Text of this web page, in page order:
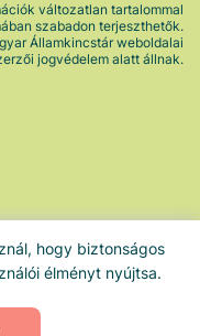
hogy biztonságos
élményt nyújtsa.
változatlan tartalommal
szabadon terjeszthetők.
Államkincstár weboldalai
jogvédelem alatt állnak.